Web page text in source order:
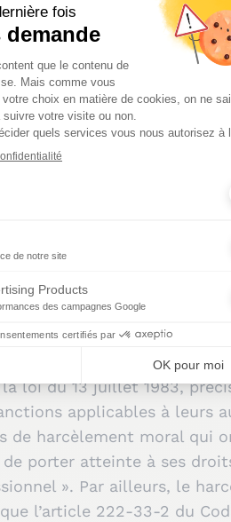
vous de votre
n’est-elle
compétence de
un
sécurité ou au
sociale du 17
exemple le harcèlement
loi du 13 juillet 1983,
applicables à leurs
de harcèlement moral qui
porter atteinte à ses
». Par ailleurs, le
l’article 222-33-2 du